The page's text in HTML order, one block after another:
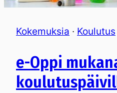
Kokemuksia · Koulutus
e-Oppi